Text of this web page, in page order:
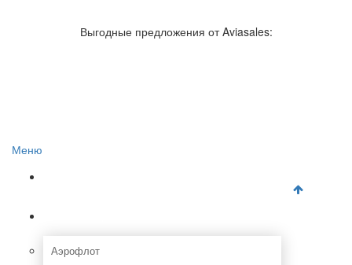
Отзывы об авиакомпаниях
Отзывы об аэропортах
Выгодные предложения от Aviasales:
Меню
Аэрофлот